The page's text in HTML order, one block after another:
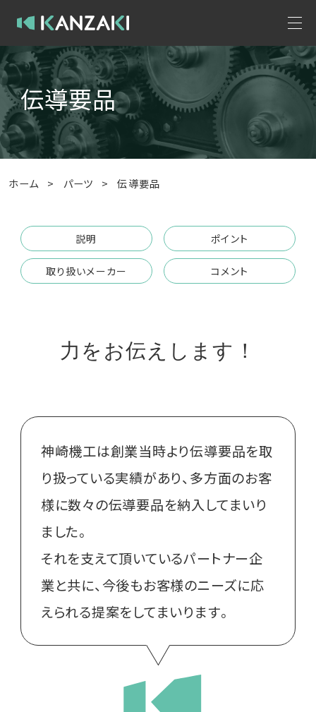
伝導要品
ホーム > パーツ > 伝導要品
説明 ポイント
取り扱いメーカー コメント
力をお伝えします！
神崎機工は創業当時より伝導要品を取
り扱っている実績があり、多方面のお客
様に数々の伝導要品を納入してまいり
ました。
それを支えて頂いているパートナー企
業と共に、今後もお客様のニーズに応
えられる提案をしてまいります。